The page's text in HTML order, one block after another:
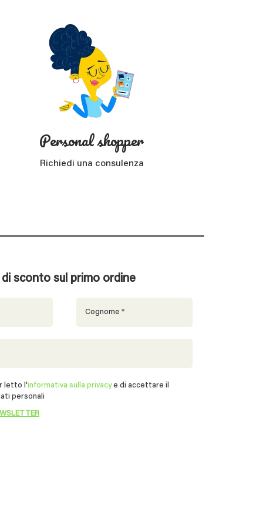
Personal shopper
Richiedi una consulenza
di sconto sul primo ordine
letto l'informativa sulla privacye di accettare il
personali